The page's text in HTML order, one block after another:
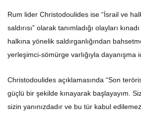
Rum lider Christodoulides ise “İsrail ve
saldırısı” olarak tanımladığı olayları
halkına yönelik saldırganlığından
yerleşimci-sömürge varlığıyla dayanışma
Christodoulides açıklamasında “Son
güçlü bir şekilde kınayarak başlayayım.
sizin yanınızdadır ve bu tür kabul